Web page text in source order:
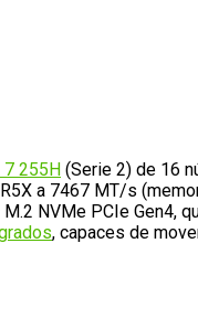
7 255H (Serie 2) de 16
a 7467 MT/s
M.2 NVMe PCIe Gen4,
, capaces de